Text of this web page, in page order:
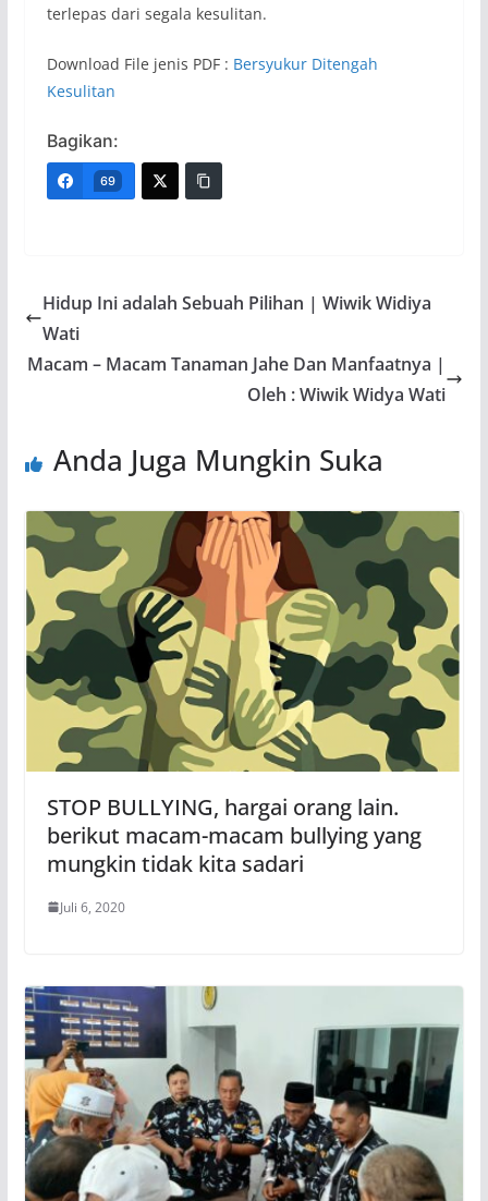
terlepas dari segala kesulitan.
Download File jenis PDF : Bersyukur Ditengah
Kesulitan
Bagikan:
69
Hidup Ini adalah Sebuah Pilihan | Wiwik Widiya
Wati
Macam – Macam Tanaman Jahe Dan Manfaatnya |
Oleh : Wiwik Widya Wati
Anda Juga Mungkin Suka
STOP BULLYING, hargai orang lain.
berikut macam-macam bullying yang
mungkin tidak kita sadari
Juli 6, 2020